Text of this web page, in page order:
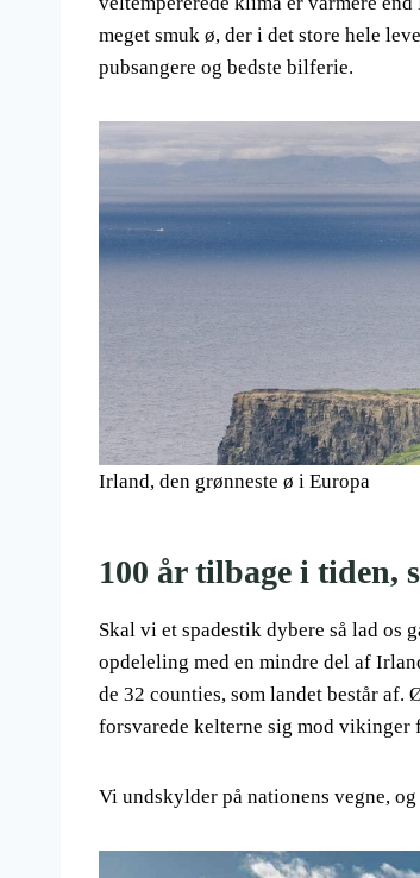
meget smuk ø, der i det store hele
pubsangere og bedste bilferie.
Irland, den grønneste ø i Europa
100 år tilbage i tiden,
Skal vi et spadestik dybere så lad os
opdeleling med en mindre del af
de 32 counties, som landet består
forsvarede kelterne sig mod
Vi undskylder på nationens vegne,